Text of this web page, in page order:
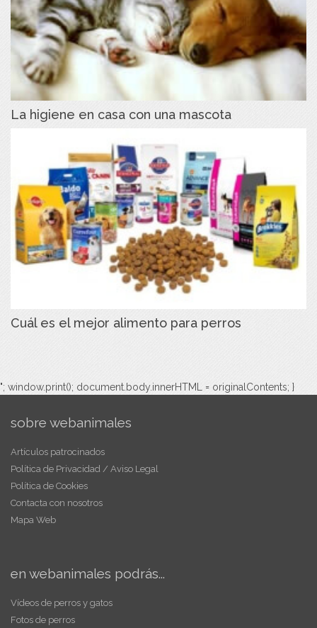
La higiene en casa con una mascota
Cuál es el mejor alimento para perros
"; window.print(); document.body.innerHTML = originalContents; }
sobre webanimales
Artículos patrocinados
Política de Privacidad / Aviso Legal
Política de Cookies
Contacta con nosotros
Mapa Web
en webanimales podrás...
Vídeos de perros y gatos
Fotos de perros